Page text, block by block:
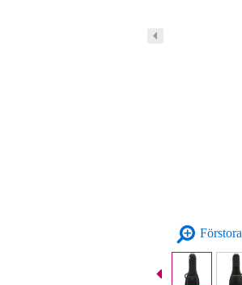
Förstora